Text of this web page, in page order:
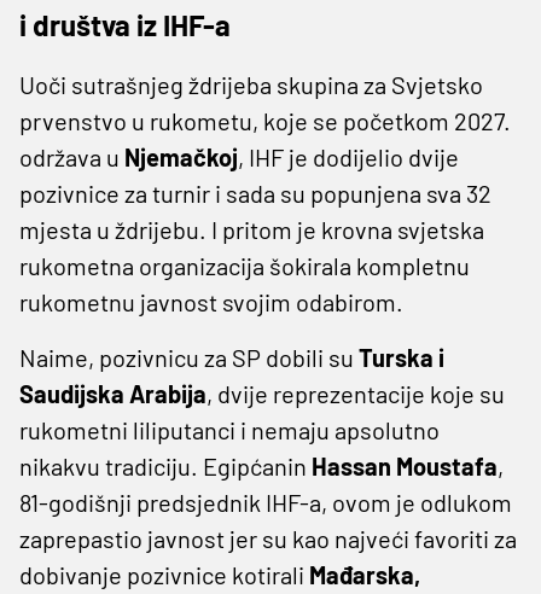
i društva iz IHF-a
Uoči sutrašnjeg ždrijeba skupina za Svjetsko
prvenstvo u rukometu, koje se početkom 2027.
održava u Njemačkoj, IHF je dodijelio dvije
pozivnice za turnir i sada su popunjena sva 32
mjesta u ždrijebu. I pritom je krovna svjetska
rukometna organizacija šokirala kompletnu
rukometnu javnost svojim odabirom.
Naime, pozivnicu za SP dobili su Turska i
Saudijska Arabija, dvije reprezentacije koje su
rukometni liliputanci i nemaju apsolutno
nikakvu tradiciju. Egipćanin Hassan Moustafa,
81-godišnji predsjednik IHF-a, ovom je odlukom
zaprepastio javnost jer su kao najveći favoriti za
dobivanje pozivnice kotirali Mađarska,